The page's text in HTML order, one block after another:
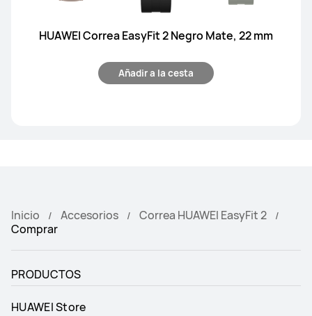
HUAWEI Correa EasyFit 2 Negro Mate, 22 mm
Añadir a la cesta
Inicio Accesorios
Correa HUAWEI EasyFit 2
Comprar
PRODUCTOS
HUAWEI Store